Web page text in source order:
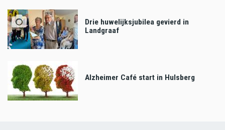
Drie huwelijksjubilea gevierd in
Landgraaf
Alzheimer Café start in Hulsberg